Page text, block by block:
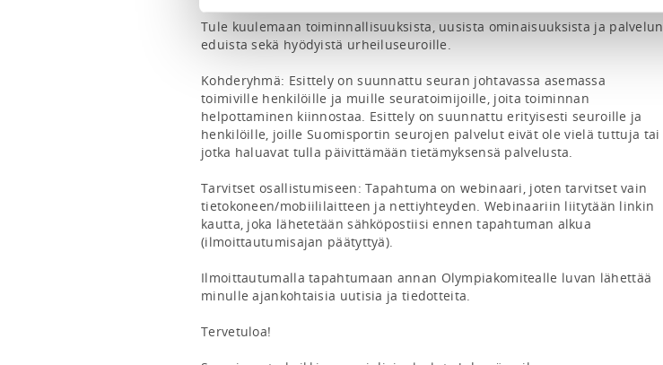
Tule kuulemaan toiminnallisuuksista, uusista ominaisuuksista ja palvelun
eduista sekä hyödyistä urheiluseuroille.
Kohderyhmä: Esittely on suunnattu seuran johtavassa asemassa
toimiville henkilöille ja muille seuratoimijoille, joita toiminnan
helpottaminen kiinnostaa. Esittely on suunnattu erityisesti seuroille ja
henkilöille, joille Suomisportin seurojen palvelut eivät ole vielä tuttuja tai
jotka haluavat tulla päivittämään tietämyksensä palvelusta.
Tarvitset osallistumiseen: Tapahtuma on webinaari, joten tarvitset vain
tietokoneen/mobiililaitteen ja nettiyhteyden. Webinaariin liitytään linkin
kautta, joka lähetetään sähköpostiisi ennen tapahtuman alkua
(ilmoittautumisajan päätyttyä).
Ilmoittautumalla tapahtumaan annan Olympiakomitealle luvan lähettää
minulle ajankohtaisia uutisia ja tiedotteita.
Tervetuloa!